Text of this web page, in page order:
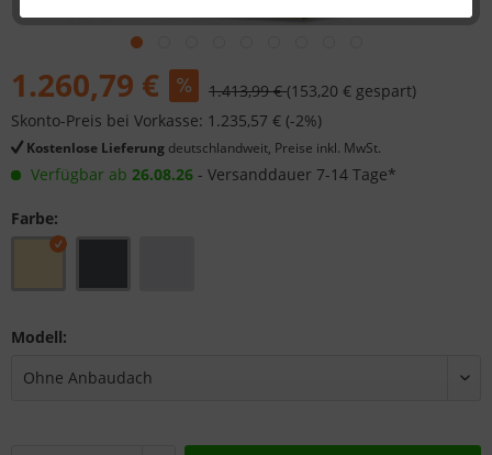
1.260,79 € 1.413,99 €(153,20 € gespart)
Skonto-Preis bei Vorkasse: 1.235,57 € (-2%)
Kostenlose Lieferung deutschlandweit, Preise inkl. MwSt.
Verfügbar ab 26.08.26 - Versanddauer 7-14 Tage*
Farbe:
Modell: